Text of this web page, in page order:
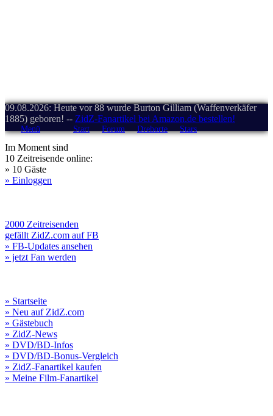
09.08.2026: Heute vor 88 wurde Burton Gilliam (Waffenverkäfer
1885) geboren! -- ZidZ-Fanartikel bei Amazon.de bestellen!
Menü Start Forum Drehorte Stars
Im Moment sind
10 Zeitreisende online:
» 10 Gäste
» Einloggen
2000 Zeitreisenden
gefällt ZidZ.com auf FB
» FB-Updates ansehen
» jetzt Fan werden
» Startseite
» Neu auf ZidZ.com
» Gästebuch
» ZidZ-News
» DVD/BD-Infos
» DVD/BD-Bonus-Vergleich
» ZidZ-Fanartikel kaufen
» Meine Film-Fanartikel